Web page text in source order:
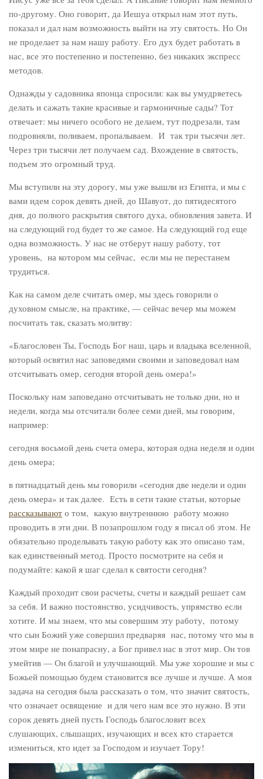
по-другому. Оно говорит, да Иешуа открыл нам этот путь,
показал и дал нам возможность выйти на эту святость. Но Он
не проделает за нам нашу работу. Его дух будет работать в
нас, все это постепенно и постепенно, без никаких экспресс
методов.
Однажды у садовника японца спросили: как вы умудряетесь
делать и сажать такие красивые и гармоничные сады? Тот
отвечает: мы ничего особого не делаем, тут подрезали, там
подровняли, поливаем, пропалываем. И так три тысячи лет.
Через три тысячи лет получаем сад. Вхождение в святость,
подъем это огромный труд.
Мы вступили на эту дорогу, мы уже вышли из Египта, и мы с
вами идем сорок девять дней, до Шавуот, до пятидесятого
дня, до полного раскрытия святого духа, обновления завета. И
на следующий год будет то же самое. На следующий год еще
одна возможность. У нас не отберут нашу работу, тот
уровень, на котором мы сейчас, если мы не перестанем
трудиться.
Как на самом деле считать омер, мы здесь говорили о
духовном смысле, на практике, — сейчас вечер мы можем
посчитать так, сказать молитву:
«Благословен Ты, Господь Бог наш, царь и владыка вселенной,
который освятил нас заповедями своими и заповедовал нам
отсчитывать омер, сегодня второй день омера!»
Поскольку нам заповедано отсчитывать не только дни, но и
недели, когда мы отсчитали более семи дней, мы говорим,
например:
сегодня восьмой день счета омера, которая одна неделя и один
день омера;
в пятнадцатый день мы говорили «сегодня две недели и один
день омера» и так далее. Есть в сети такие статьи, которые
рассказывают о том, какую внутреннюю работу можно
проводить в эти дни. В позапрошлом году я писал об этом. Не
обязательно проделывать такую работу как это описано там,
как единственный метод. Просто посмотрите на себя и
подумайте: какой я шаг сделал к святости сегодня?
Каждый проходит свои расчеты, счеты и каждый решает сам
за себя. И важно постоянство, усидчивость, упрямство если
хотите. И мы знаем, что мы совершим эту работу, потому
что сын Божий уже совершил предваряя нас, потому что мы в
этом мире не понапрасну, а Бог привел нас в этот мир. Он тов
умейтив — Он благой и улучшающий. Мы уже хорошие и мы с
Божьей помощью будем становится все лучше и лучше. А моя
задача на сегодня была рассказать о том, что значит святость,
что означает освящение и для чего нам все это нужно. В эти
сорок девять дней пусть Господь благословит всех
слушающих, слышащих, изучающих и всех кто старается
измениться, кто идет за Господом и изучает Тору!